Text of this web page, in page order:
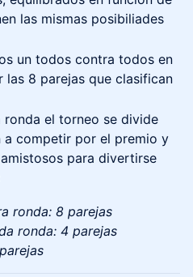
las mismas posibiliades
un todos contra todos en
las 8 parejas que clasifican
ronda el torneo se divide
a competir por el premio y
para divertirse
ronda: 8 parejas
ronda: 4 parejas